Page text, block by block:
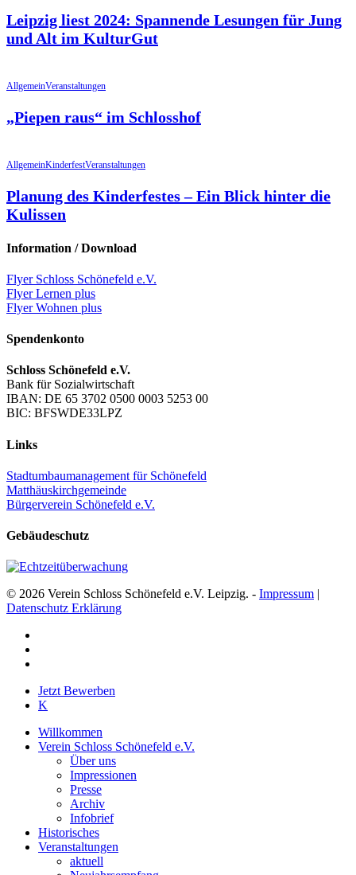
Leipzig liest 2024: Spannende Lesungen für Jung
und Alt im KulturGut
AllgemeinVeranstaltungen
„Piepen raus“ im Schlosshof
AllgemeinKinderfestVeranstaltungen
Planung des Kinderfestes – Ein Blick hinter die
Kulissen
Information / Download
Flyer Schloss Schönefeld e.V.
Flyer Lernen plus
Flyer Wohnen plus
Spendenkonto
Schloss Schönefeld e.V.
Bank für Sozialwirtschaft
IBAN: DE 65 3702 0500 0003 5253 00
BIC: BFSWDE33LPZ
Links
Stadtumbaumanagement für Schönefeld
Matthäuskirchgemeinde
Bürgerverein Schönefeld e.V.
Gebäudeschutz
© 2026 Verein Schloss Schönefeld e.V. Leipzig. - Impressum |
Datenschutz Erklärung
Close
Menu
Jetzt Bewerben
K
Willkommen
Verein Schloss Schönefeld e.V.
Über uns
Impressionen
Presse
Archiv
Infobrief
Historisches
Veranstaltungen
aktuell